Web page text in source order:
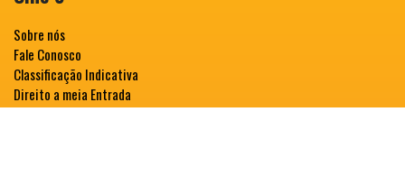
Sobre nós
Fale Conosco
Classificação Indicativa
Direito a meia Entrada